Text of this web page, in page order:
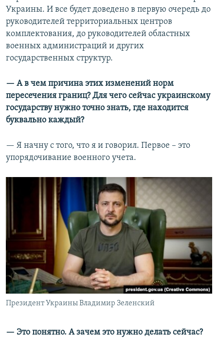
Украины. И все будет доведено в первую очередь до
руководителей территориальных центров
комплектования, до руководителей областных
военных администраций и других
государственных структур.
— А в чем причина этих изменений норм
пересечения границ? Для чего сейчас украинскому
государству нужно точно знать, где находится
буквально каждый?
— Я начну с того, что я и говорил. Первое – это
упорядочивание военного учета.
Президент Украины Владимир Зеленский
— Это понятно. А зачем это нужно делать сейчас?